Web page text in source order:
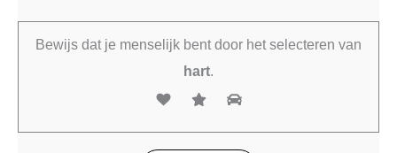
Bewijs dat je menselijk bent door het selecteren van
hart.